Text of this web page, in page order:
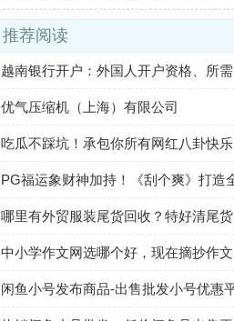
推荐阅读
优气压缩机（上海）有限公司
吃瓜不踩坑！承包你所有网红八卦快乐